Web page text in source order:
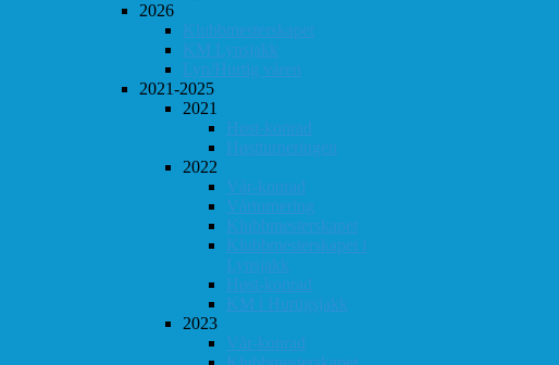
2026
Klubbmesterskapet
KM Lynsjakk
Lyn/Hurtig våren
2021-2025
2021
Høst-konrad
Høstturneringen
2022
Vår-konrad
Vårturnering
Klubbmesterskapet
Klubbmesterskapet i
Lynsjakk
Høst-konrad
KM i Hurtigsjakk
2023
Vår-konrad